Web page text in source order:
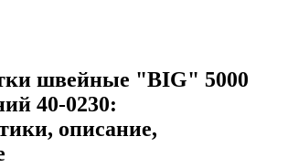
швейные "BIG" 5000
40-0230:
описание,